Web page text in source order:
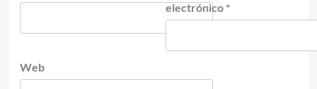
electrónico *
Web